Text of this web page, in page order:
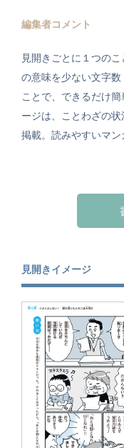
編集者コメント
見開きごとに１つの
の意味を少ない文字
ことで、できるだけ
ージは、ことわざの
掲載。読みやすいマン
見開きイメージ